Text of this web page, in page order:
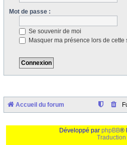
Mot de passe :
Se souvenir de moi
Masquer ma présence lors de cette
Accueil du forum
Développé par phpBB®